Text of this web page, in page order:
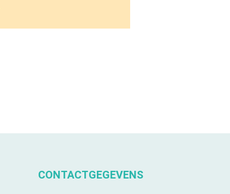
CONTACTGEGEVENS